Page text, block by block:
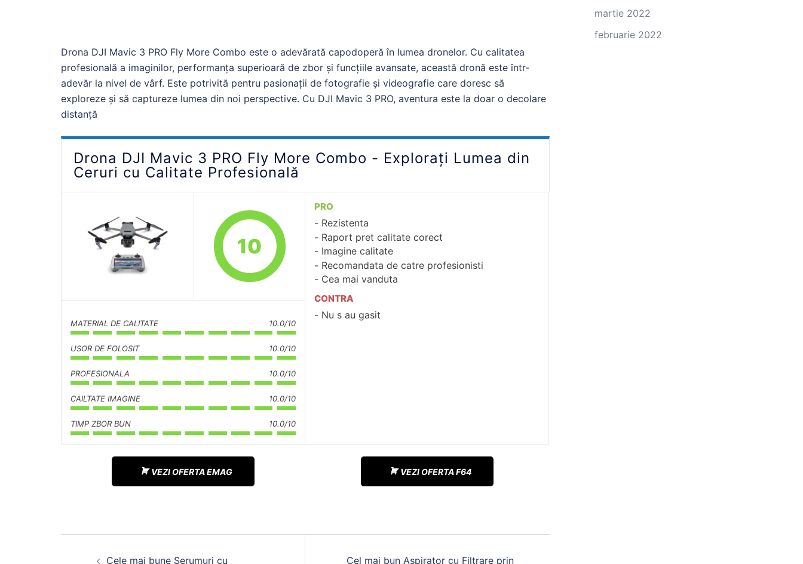
Drona DJI Mavic 3 PRO Fly More Combo este o adevărată capodoperă în lumea dronelor. Cu calitatea
profesională a imaginilor, performanța superioară de zbor și funcțiile avansate, această dronă este într-
adevăr la nivel de vârf. Este potrivită pentru pasionații de fotografie și videografie care doresc să
exploreze și să captureze lumea din noi perspective. Cu DJI Mavic 3 PRO, aventura este la doar o decolare
distanță
Drona DJI Mavic 3 PRO Fly More Combo - Explorați Lumea din
Ceruri cu Calitate Profesională
10
MATERIAL DE CALITATE 10.0/10
USOR DE FOLOSIT 10.0/10
PROFESIONALA 10.0/10
CAILTATE IMAGINE 10.0/10
TIMP ZBOR BUN 10.0/10
PRO
Rezistenta
Raport pret calitate corect
Imagine calitate
Recomandata de catre profesionisti
Cea mai vanduta
CONTRA
Nu s au gasit
VEZI OFERTA EMAG VEZI OFERTA F64
Cele mai bune Serumuri cu Cel mai bun Aspirator cu Filtrare prin
martie 2022
februarie 2022